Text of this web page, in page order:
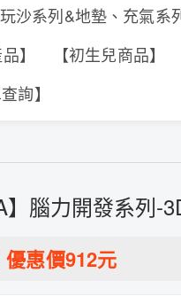
沙系列&地墊、充氣系
】 【初生兒商品】
詢】
】腦力開發系列-
優惠價912元